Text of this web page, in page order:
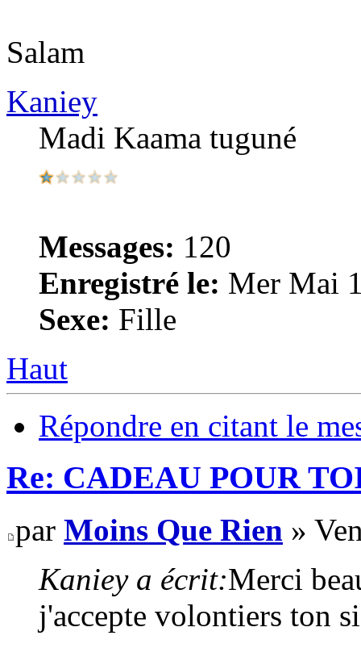
Salam
Kaniey
Madi Kaama tuguné
Messages: 120
Enregistré le: Mer Mai
Sexe: Fille
Haut
Répondre en citant le
Re: CADEAU POUR
par Moins Que Rien »
Kaniey a écrit:Merci
j'accepte volontiers ton